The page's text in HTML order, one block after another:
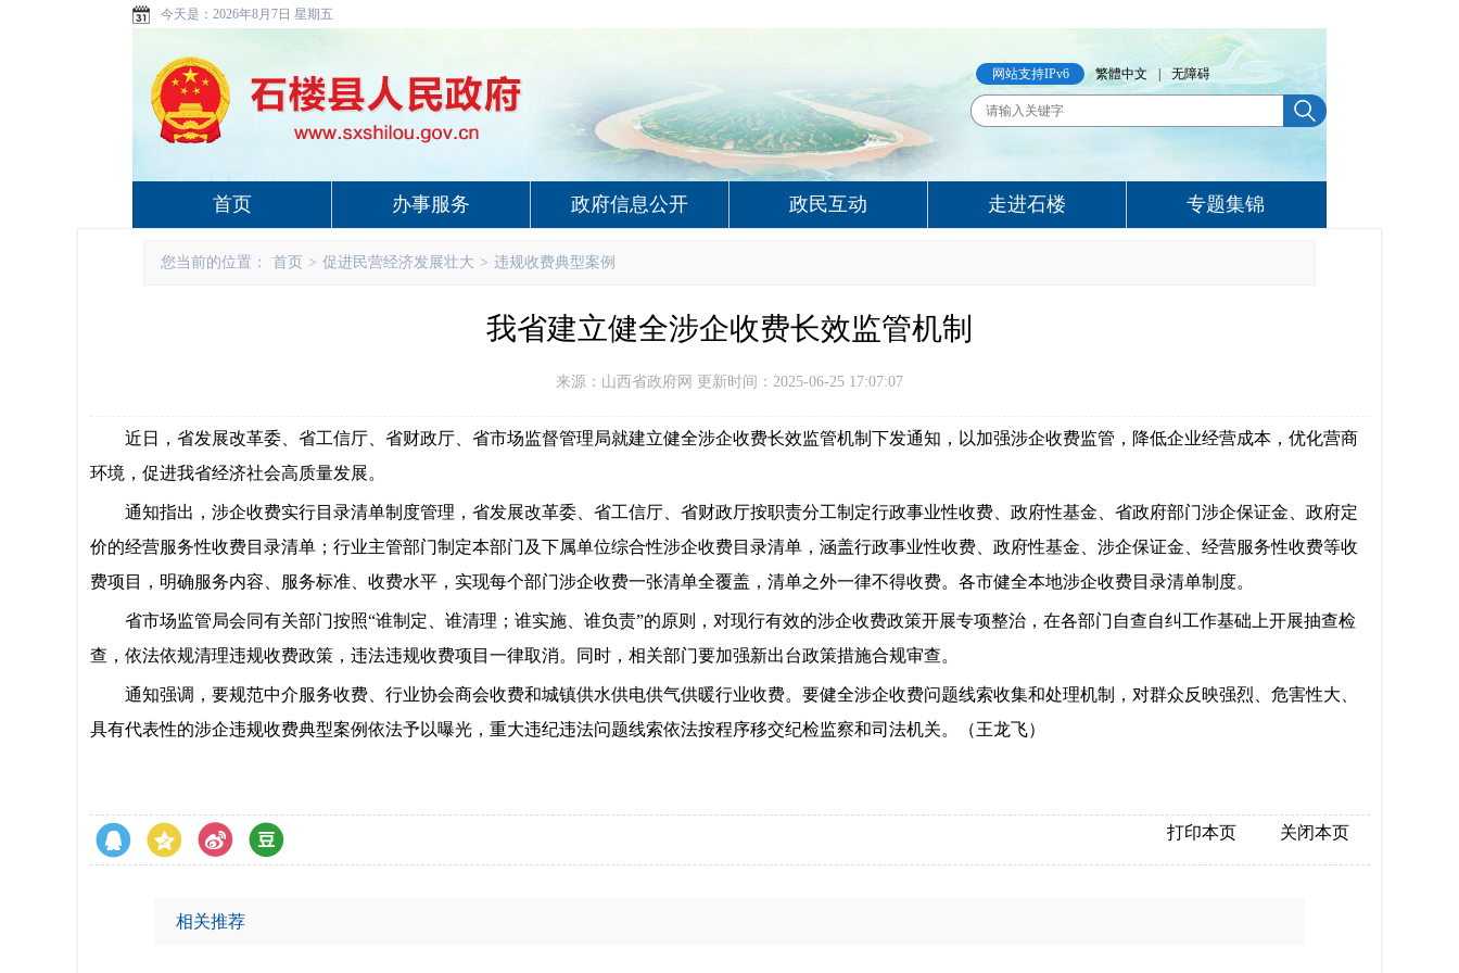
今天是： 2026年8月7日 星期五
网站支持IPv6 繁體中文 无障碍
首页 办事服务 政府信息公开 政民互动 走进石楼 专题集锦
您当前的位置： 首页 > 促进民营经济发展壮大 > 违规收费典型案例
我省建立健全涉企收费长效监管机制
来源：山西省政府网 更新时间：2025-06-25 17:07:07
近日，省发展改革委、省工信厅、省财政厅、省市场监督管理局就建立健全涉企收费长效监管机制下发通知，以加强涉企收费监管，降低企业经营成本，优化营商
环境，促进我省经济社会高质量发展。
通知指出，涉企收费实行目录清单制度管理，省发展改革委、省工信厅、省财政厅按职责分工制定行政事业性收费、政府性基金、省政府部门涉企保证金、政府定
价的经营服务性收费目录清单；行业主管部门制定本部门及下属单位综合性涉企收费目录清单，涵盖行政事业性收费、政府性基金、涉企保证金、经营服务性收费等收
费项目，明确服务内容、服务标准、收费水平，实现每个部门涉企收费一张清单全覆盖，清单之外一律不得收费。各市健全本地涉企收费目录清单制度。
省市场监管局会同有关部门按照“谁制定、谁清理；谁实施、谁负责”的原则，对现行有效的涉企收费政策开展专项整治，在各部门自查自纠工作基础上开展抽查检
查，依法依规清理违规收费政策，违法违规收费项目一律取消。同时，相关部门要加强新出台政策措施合规审查。
通知强调，要规范中介服务收费、行业协会商会收费和城镇供水供电供气供暖行业收费。要健全涉企收费问题线索收集和处理机制，对群众反映强烈、危害性大、
具有代表性的涉企违规收费典型案例依法予以曝光，重大违纪违法问题线索依法按程序移交纪检监察和司法机关。（王龙飞）
打印本页 关闭本页
相关推荐